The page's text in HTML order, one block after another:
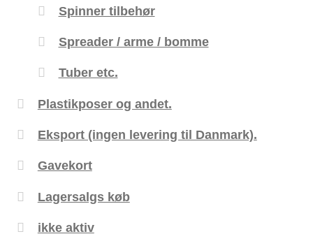
Spinner tilbehør
Spreader / arme / bomme
Tuber etc.
Plastikposer og andet.
Eksport (ingen levering til Danmark).
Gavekort
Lagersalgs køb
ikke aktiv